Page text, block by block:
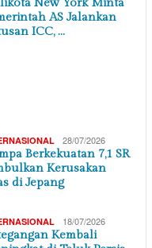
AS Jalankan
ICC, …
28/07/2026
Berkekuatan 7,1 SR
Kerusakan
di Jepang
18/07/2026
Kembali